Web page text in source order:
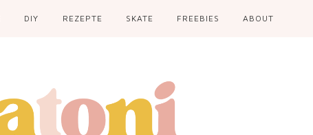
DIY REZEPTE SKATE FREEBIES ABOUT